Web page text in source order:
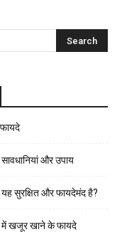
और उपाय
यह सुरक्षित और फायदेमंद है?
में खजूर खाने के फायदे